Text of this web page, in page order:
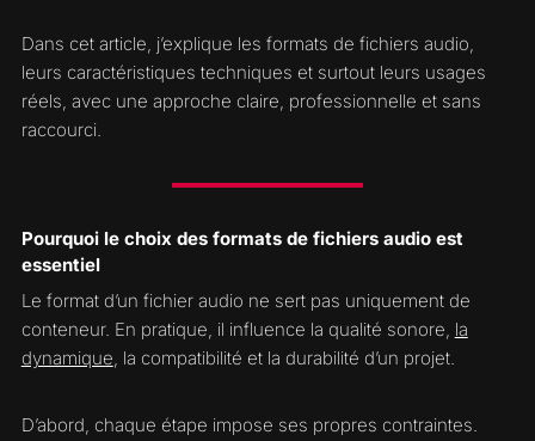
Dans cet article, j’explique les formats de fichiers audio,
leurs caractéristiques techniques et surtout leurs usages
réels, avec une approche claire, professionnelle et sans
raccourci.
Pourquoi le choix des formats de fichiers audio est
essentiel
Le format d’un fichier audio ne sert pas uniquement de
conteneur. En pratique, il influence la qualité sonore, la
dynamique, la compatibilité et la durabilité d’un projet.
D’abord, chaque étape impose ses propres contraintes.